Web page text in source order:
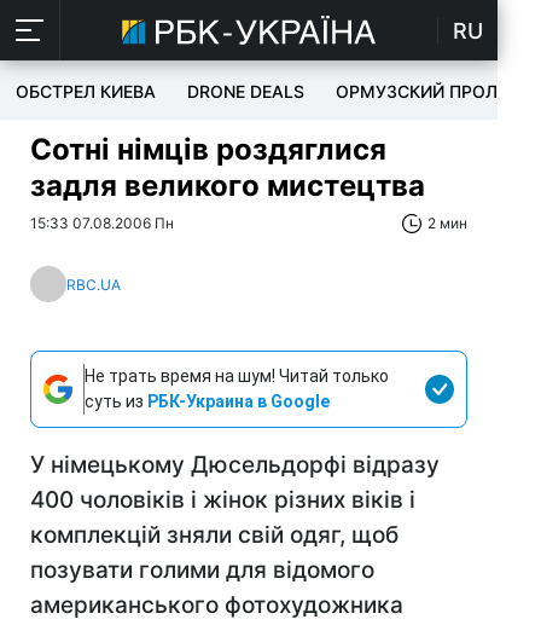
RU
ОБСТРЕЛ КИЕВА DRONE DEALS ОРМУЗСКИЙ ПРОЛИВ
Сотні німців роздяглися
задля великого мистецтва
15:33 07.08.2006 Пн 2 мин
RBC.UA
Не трать время на шум! Читай только
суть из РБК-Украина в Google
У німецькому Дюсельдорфі відразу
400 чоловіків і жінок різних віків і
комплекцій зняли свій одяг, щоб
позувати голими для відомого
американського фотохудожника